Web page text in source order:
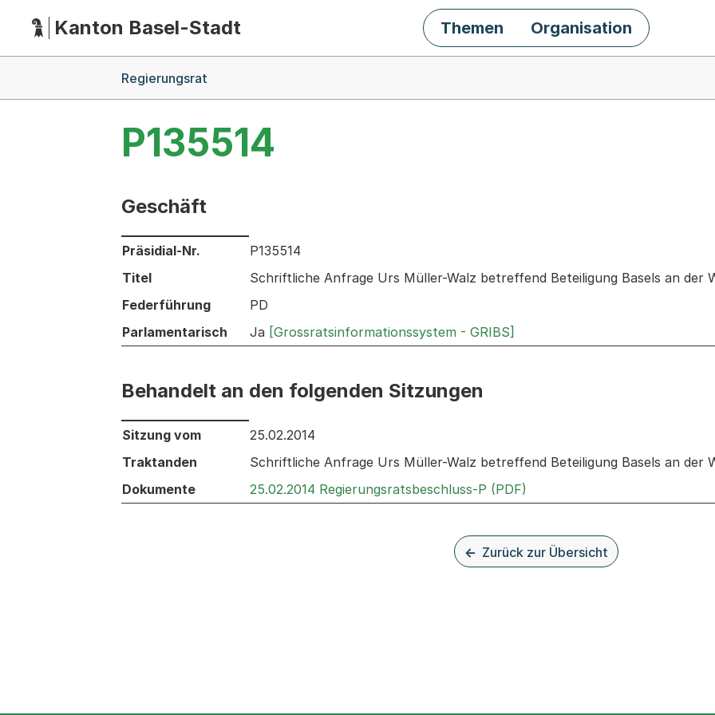
HauptnavigationKanton Basel-Stadt Themen Organisation
Regierungsrat
P135514
Geschäft
Informationen zum Ausgewählten Geschäft
Präsidial-Nr.
P135514
Titel
Schriftliche Anfrage Urs Müller-Walz betreffend Beteiligung Basels an der
Federführung
PD
Parlamentarisch
Ja [Grossratsinformationssystem - GRIBS]
Behandelt an den folgenden Sitzungen
Behandelt an den folgenden Sitzungen: Informationen zu den Sitzungen zum Geschäft
Sitzung vom
25.02.2014
Traktanden
Schriftliche Anfrage Urs Müller-Walz betreffend Beteiligung Basels an der
Dokumente
25.02.2014 Regierungsratsbeschluss-P (PDF)
Zurück zur Übersicht